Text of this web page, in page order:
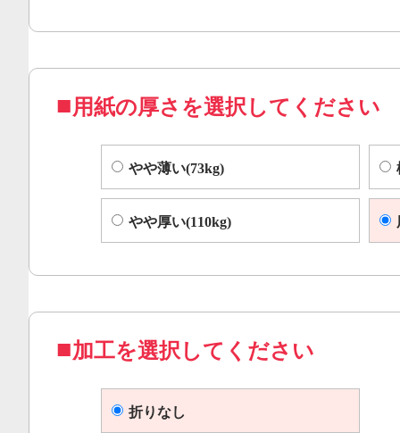
用紙の厚さを選択してください
やや薄い(73kg)
やや厚い(110kg)
加工を選択してください
折りなし